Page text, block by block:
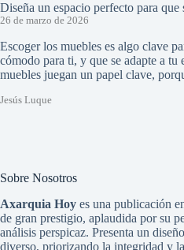
Diseña un espacio perfecto para que
26 de marzo de 2026
Escoger los muebles es algo clave
cómodo para ti, y que se adapte a tu
muebles juegan un papel clave,
Jesús Luque
Sobre Nosotros
Axarquia Hoy es una publicación
de gran prestigio, aplaudida por su
análisis perspicaz. Presenta un
diverso, priorizando la integridad y